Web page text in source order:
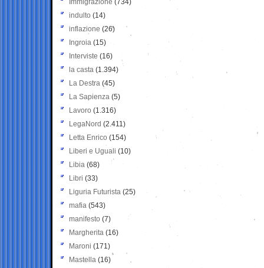
Immigrazione (734)
indulto (14)
inflazione (26)
Ingroia (15)
Interviste (16)
la casta (1.394)
La Destra (45)
La Sapienza (5)
Lavoro (1.316)
LegaNord (2.411)
Letta Enrico (154)
Liberi e Uguali (10)
Libia (68)
Libri (33)
Liguria Futurista (25)
mafia (543)
manifesto (7)
Margherita (16)
Maroni (171)
Mastella (16)